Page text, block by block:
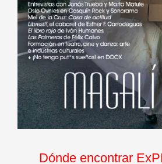
Dónde encontrar